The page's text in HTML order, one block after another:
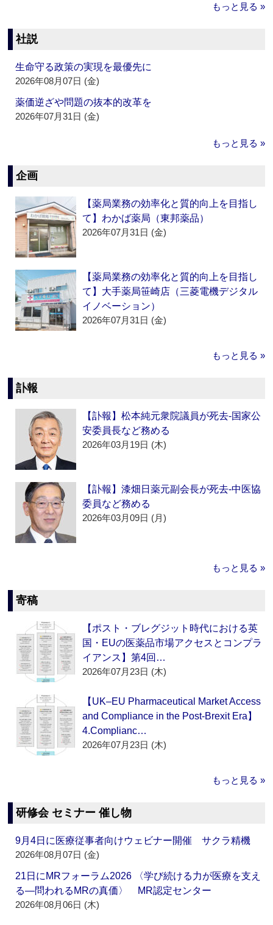
もっと見る »
社説
生命守る政策の実現を最優先に
2026年08月07日 (金)
薬価逆ざや問題の抜本的改革を
2026年07月31日 (金)
もっと見る »
企画
【薬局業務の効率化と質的向上を目指し
て】わかば薬局（東邦薬品）
2026年07月31日 (金)
【薬局業務の効率化と質的向上を目指し
て】大手薬局笹崎店（三菱電機デジタル
イノベーション）
2026年07月31日 (金)
もっと見る »
訃報
【訃報】松本純元衆院議員が死去‐国家公
安委員長など務める
2026年03月19日 (木)
【訃報】漆畑日薬元副会長が死去‐中医協
委員など務める
2026年03月09日 (月)
もっと見る »
寄稿
【ポスト・ブレグジット時代における英
国・EUの医薬品市場アクセスとコンプラ
イアンス】第4回…
2026年07月23日 (木)
【UK–EU Pharmaceutical Market Access
and Compliance in the Post-Brexit Era】
4.Complianc…
2026年07月23日 (木)
もっと見る »
研修会 セミナー 催し物
9月4日に医療従事者向けウェビナー開催 サクラ精機
2026年08月07日 (金)
21日にMRフォーラム2026 〈学び続ける力が医療を支え
る―問われるMRの真価〉 MR認定センター
2026年08月06日 (木)